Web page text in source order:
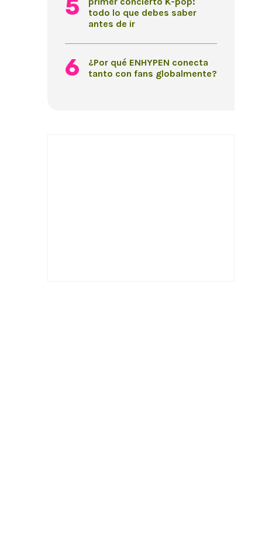
todo lo que debes saber
antes de ir
¿Por qué ENHYPEN conecta
tanto con fans globalmente?